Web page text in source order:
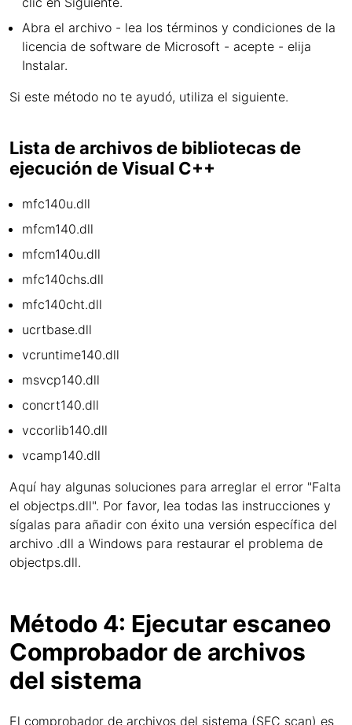
Abra el archivo - lea los términos y condiciones de la
licencia de software de Microsoft - acepte - elija
Instalar.
Si este método no te ayudó, utiliza el siguiente.
Lista de archivos de bibliotecas de
ejecución de Visual C++
mfc140u.dll
mfcm140.dll
mfcm140u.dll
mfc140chs.dll
mfc140cht.dll
ucrtbase.dll
vcruntime140.dll
msvcp140.dll
concrt140.dll
vccorlib140.dll
vcamp140.dll
Aquí hay algunas soluciones para arreglar el error "Falta
el objectps.dll". Por favor, lea todas las instrucciones y
sígalas para añadir con éxito una versión específica del
archivo .dll a Windows para restaurar el problema de
objectps.dll.
Método 4: Ejecutar escaneo
Comprobador de archivos
del sistema
El comprobador de archivos del sistema (SFC scan) es